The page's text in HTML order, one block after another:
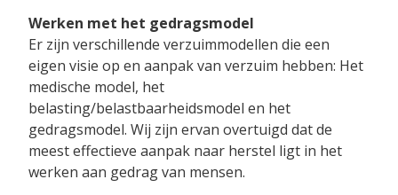
Werken met het gedragsmodel
Er zijn verschillende verzuimmodellen die een
eigen visie op en aanpak van verzuim hebben: Het
medische model, het
belasting/belastbaarheidsmodel en het
gedragsmodel. Wij zijn ervan overtuigd dat de
meest effectieve aanpak naar herstel ligt in het
werken aan gedrag van mensen.